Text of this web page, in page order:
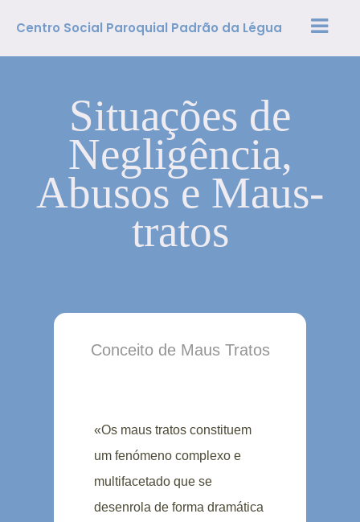
Centro Social Paroquial Padrão da Légua
Situações de
Negligência,
Abusos e Maus-
tratos
Conceito de Maus Tratos
«Os maus tratos constituem
um fenómeno complexo e
multifacetado que se
desenrola de forma dramática